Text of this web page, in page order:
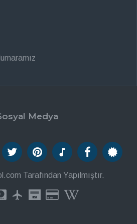
Medya
Tarafından Yapılmıştır.